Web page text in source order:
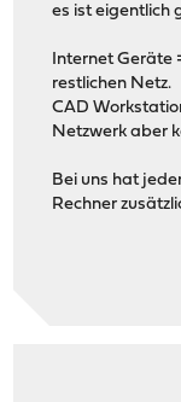
es ist eigentlich
Internet Geräte
restlichen Netz.
CAD
Netzwerk aber
Bei uns hat
Rechner